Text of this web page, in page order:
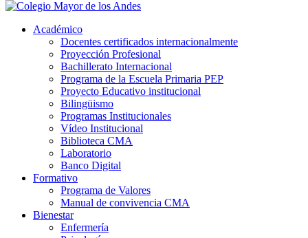
Académico
Docentes certificados internacionalmente
Proyección Profesional
Bachillerato Internacional
Programa de la Escuela Primaria PEP
Proyecto Educativo institucional
Bilingüismo
Programas Institucionales
Vídeo Institucional
Biblioteca CMA
Laboratorio
Banco Digital
Formativo
Programa de Valores
Manual de convivencia CMA
Bienestar
Enfermería